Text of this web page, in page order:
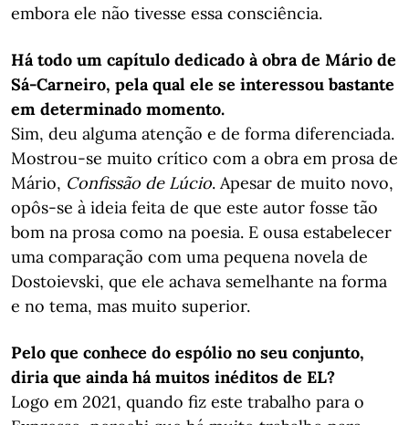
embora ele não tivesse essa consciência.
Há todo um capítulo dedicado à obra de Mário de
Sá-Carneiro, pela qual ele se interessou bastante
em determinado momento.
Sim, deu alguma atenção e de forma diferenciada.
Mostrou-se muito crítico com a obra em prosa de
Mário, Confissão de Lúcio. Apesar de muito novo,
opôs-se à ideia feita de que este autor fosse tão
bom na prosa como na poesia. E ousa estabelecer
uma comparação com uma pequena novela de
Dostoievski, que ele achava semelhante na forma
e no tema, mas muito superior.
Pelo que conhece do espólio no seu conjunto,
diria que ainda há muitos inéditos de EL?
Logo em 2021, quando fiz este trabalho para o